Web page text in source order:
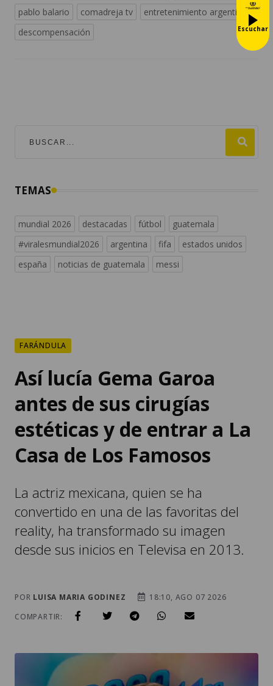
pablo balario
comadreja tv
entretenimiento argentino
descompensación
TEMAS
mundial 2026 destacadas fútbol
guatemala
#viralesmundial2026
argentina fifa
estados unidos
españa
noticias de guatemala messi
FARÁNDULA
Así lucía Gema Garoa
antes de sus cirugías
estéticas y de entrar a La
Casa de Los Famosos
La actriz mexicana, quien se ha
convertido en una de las favoritas del
reality, ha transformado su imagen
desde sus inicios en Televisa en 2013.
POR LUISA MARIA GODINEZ
18:10, AGO 07 2026
COMPARTIR:
Escuchar